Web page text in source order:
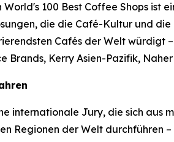
World's 100 Best Coffee Shops
die die Café-Kultur und
Cafés der Welt
Brands, Kerry Asien-Pazifik,
internationale Jury, die sich aus
Regionen der Welt durchführen